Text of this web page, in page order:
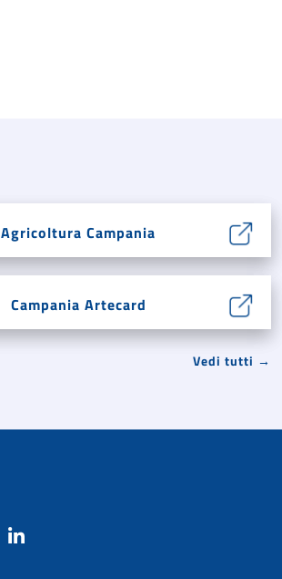
Agricoltura Campania
Campania Artecard
Vedi tutti →
Instagram